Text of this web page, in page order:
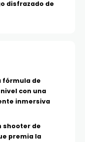
disfrazado de
fórmula de
con una
inmersiva
shooter de
premia la